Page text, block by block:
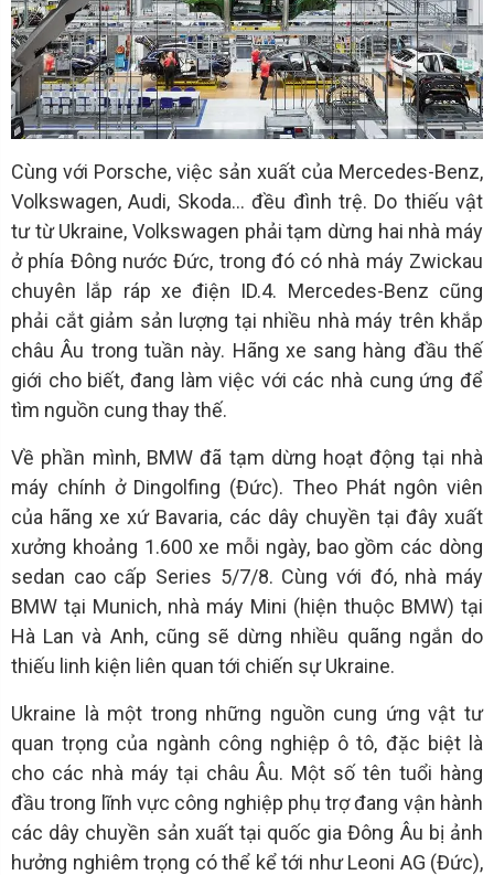
Cùng với Porsche, việc sản xuất của Mercedes-Benz,
Volkswagen, Audi, Skoda… đều đình trệ. Do thiếu vật
tư từ Ukraine, Volkswagen phải tạm dừng hai nhà máy
ở phía Đông nước Đức, trong đó có nhà máy Zwickau
chuyên lắp ráp xe điện ID.4. Mercedes-Benz cũng
phải cắt giảm sản lượng tại nhiều nhà máy trên khắp
châu Âu trong tuần này. Hãng xe sang hàng đầu thế
giới cho biết, đang làm việc với các nhà cung ứng để
tìm nguồn cung thay thế.
Về phần mình, BMW đã tạm dừng hoạt động tại nhà
máy chính ở Dingolfing (Đức). Theo Phát ngôn viên
của hãng xe xứ Bavaria, các dây chuyền tại đây xuất
xưởng khoảng 1.600 xe mỗi ngày, bao gồm các dòng
sedan cao cấp Series 5/7/8. Cùng với đó, nhà máy
BMW tại Munich, nhà máy Mini (hiện thuộc BMW) tại
Hà Lan và Anh, cũng sẽ dừng nhiều quãng ngắn do
thiếu linh kiện liên quan tới chiến sự Ukraine.
Ukraine là một trong những nguồn cung ứng vật tư
quan trọng của ngành công nghiệp ô tô, đặc biệt là
cho các nhà máy tại châu Âu. Một số tên tuổi hàng
đầu trong lĩnh vực công nghiệp phụ trợ đang vận hành
các dây chuyền sản xuất tại quốc gia Đông Âu bị ảnh
hưởng nghiêm trọng có thể kể tới như Leoni AG (Đức),